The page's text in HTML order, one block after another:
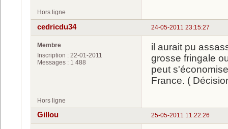
Hors ligne
24-05-2011 23:15:27
cedricdu34
Membre
Inscription : 22-01-2011
Messages : 1 488
il aurait pu
grosse fringale
peut
France. (
Hors ligne
25-05-2011 11:22:26
Gillou